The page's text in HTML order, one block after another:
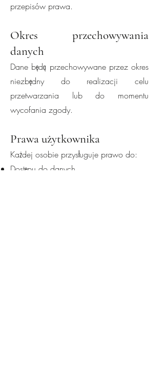
przepisów prawa.
Okres przechowywania
danych
Dane będą przechowywane przez okres
niezbędny do realizacji celu
przetwarzania lub do momentu
wycofania zgody.
Prawa użytkownika
Każdej osobie przysługuje prawo do:
Dostępu do danych,